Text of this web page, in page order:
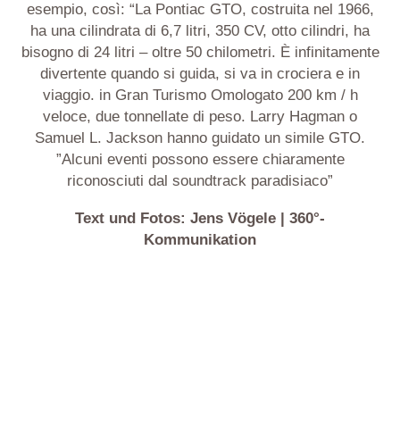
esempio, così: “La Pontiac GTO, costruita nel 1966,
ha una cilindrata di 6,7 litri, 350 CV, otto cilindri, ha
bisogno di 24 litri – oltre 50 chilometri. È infinitamente
divertente quando si guida, si va in crociera e in
viaggio. in Gran Turismo Omologato 200 km / h
veloce, due tonnellate di peso. Larry Hagman o
Samuel L. Jackson hanno guidato un simile GTO.
”Alcuni eventi possono essere chiaramente
riconosciuti dal soundtrack paradisiaco”
Text und Fotos: Jens Vögele | 360°-
Kommunikation